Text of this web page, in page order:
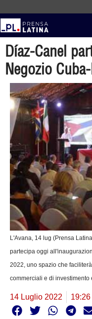
Díaz-Canel
Negozio
L'Avana, 14 lug (Prensa
partecipa oggi
2022, uno spazio che
commerciali e di
14 Luglio 2022 19:26